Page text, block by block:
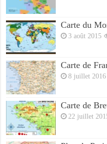
Carte du
3 août 2015
Carte de
8 juillet 2016
Carte de
22 juillet